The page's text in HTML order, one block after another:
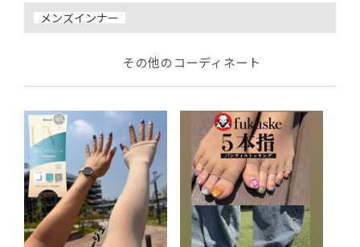
メンズインナー
その他のコーディネート